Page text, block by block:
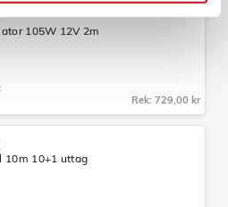
105W 12V 2m
Rek: 729,00 kr
10m 10+1 uttag